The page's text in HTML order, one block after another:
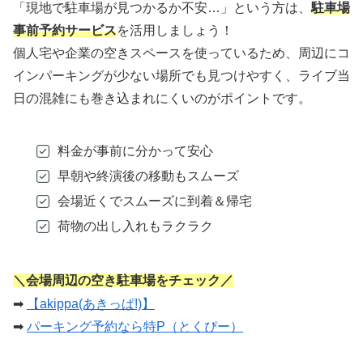
「現地で駐車場が見つかるか不安…」という方は、駐車場
事前予約サービスを活用しましょう！
個人宅や企業の空きスペースを使っているため、周辺にコ
インパーキングが少ない場所でも見つけやすく、ライブ当
日の混雑にも巻き込まれにくいのがポイントです。
料金が事前に分かって安心
早朝や終演後の移動もスムーズ
会場近くでスムーズに到着＆帰宅
荷物の出し入れもラクラク
＼会場周辺の空き駐車場をチェック／
➡
【akippa(あきっぱ!)】
➡ パーキング予約なら特P（とくぴー）